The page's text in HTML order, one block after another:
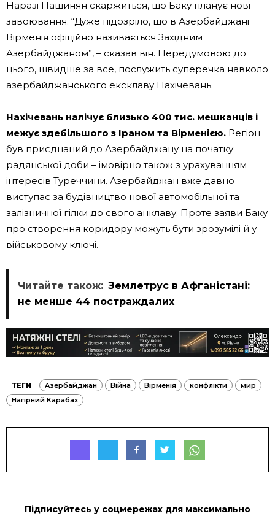
Наразі Пашинян скаржиться, що Баку планує нові
завоювання. “Дуже підозріло, що в Азербайджані
Вірменія офіційно називається Західним
Азербайджаном”, – сказав він. Передумовою до
цього, швидше за все, послужить суперечка навколо
азербайджанського ексклаву Нахічевань.
Нахічевань налічує близько 400 тис. мешканців і
межує здебільшого з Іраном та Вірменією. Регіон
був приєднаний до Азербайджану на початку
радянської доби – імовірно також з урахуванням
інтересів Туреччини. Азербайджан вже давно
виступає за будівництво нової автомобільної та
залізничної гілки до свого анклаву. Проте заяви Баку
про створення коридору можуть бути зрозумілі й у
військовому ключі.
Читайте також: Землетрус в Афганістані:
не менше 44 постраждалих
ТЕГИ Азербайджан Війна Вірменія конфлікти
мир
Нагірний Карабах
Підписуйтесь у соцмережах для максимально